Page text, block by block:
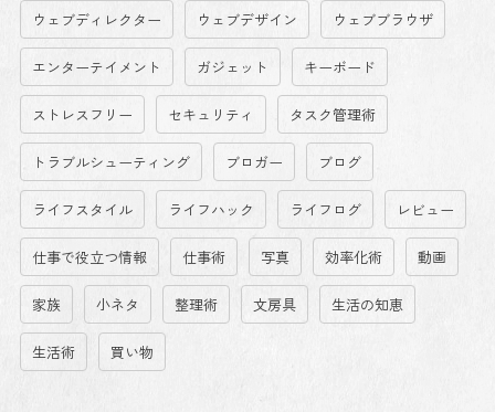
ウェブディレクター ウェブデザイン ウェブブラウザ
エンターテイメント ガジェット キーボード
ストレスフリー セキュリティ タスク管理術
トラブルシューティング ブロガー ブログ
ライフスタイル ライフハック ライフログ レビュー
仕事で役立つ情報 仕事術 写真 効率化術 動画
家族 小ネタ 整理術 文房具 生活の知恵
生活術 買い物